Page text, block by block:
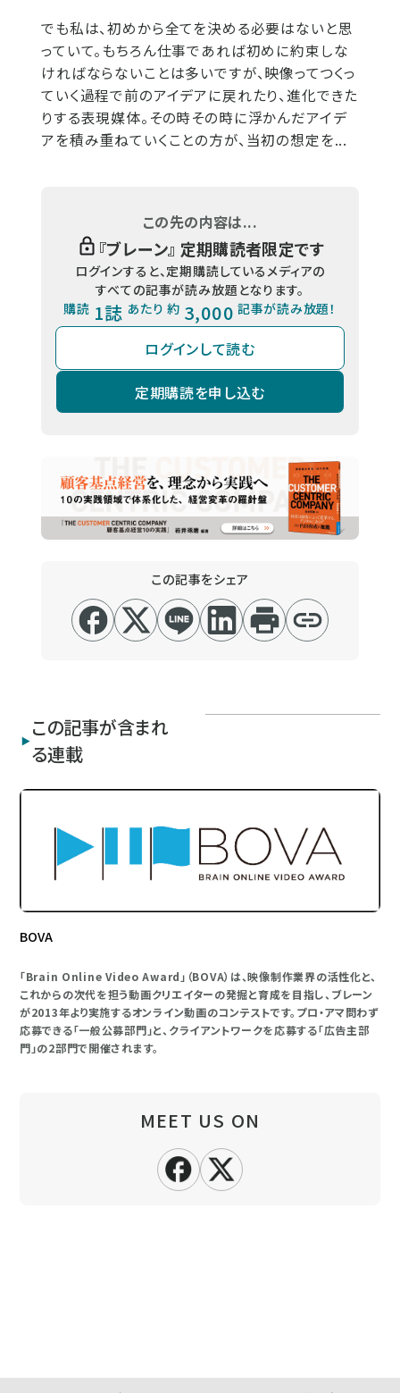
でも私は、初めから全てを決める必要はないと思
っていて。もちろん仕事であれば初めに約束しな
ければならないことは多いですが、映像ってつくっ
ていく過程で前のアイデアに戻れたり、進化できた
りする表現媒体。その時その時に浮かんだアイデ
アを積み重ねていくことの方が、当初の想定を...
この先の内容は...
『ブレーン』 定期購読者限定です
ログインすると、定期購読しているメディアの
すべての記事が読み放題となります。
購読 1誌 あたり 約 3,000 記事が読み放題！
ログインして読む
定期購読を申し込む
この記事をシェア
この記事が含まれ
る連載
BOVA
「Brain Online Video Award」（BOVA）は、映像制作業界の活性化と、
これからの次代を担う動画クリエイターの発掘と育成を目指し、ブレーン
が2013年より実施するオンライン動画のコンテストです。プロ・アマ問わず
応募できる「一般公募部門」と、クライアントワークを応募する「広告主部
門」の2部門で開催されます。
MEET US ON